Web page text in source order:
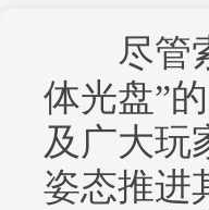
尽管索
体光盘”
及广大玩
姿态推进